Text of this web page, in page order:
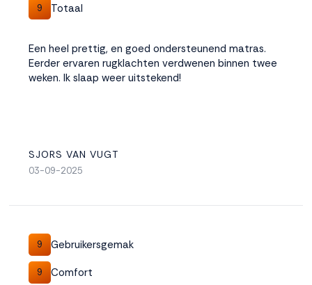
9 Totaal
Een heel prettig, en goed ondersteunend matras.
Eerder ervaren rugklachten verdwenen binnen twee
weken. Ik slaap weer uitstekend!
SJORS VAN VUGT
03-09-2025
9 Gebruikersgemak
9 Comfort